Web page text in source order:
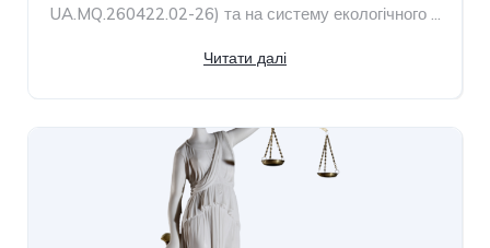
UA.MQ.260422.02-26) та на систему екологічного ...
Читати далі